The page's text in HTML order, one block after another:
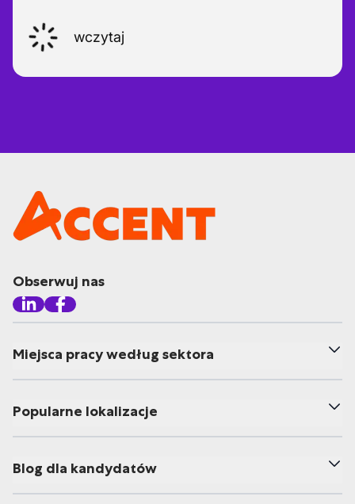
wczytaj
Obserwuj nas
Miejsca pracy według sektora
Popularne lokalizacje
Blog dla kandydatów